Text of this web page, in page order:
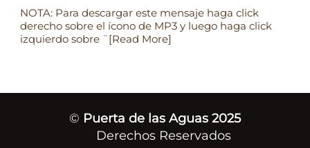
NOTA: Para descargar este mensaje haga click
derecho sobre el ícono de MP3 y luego haga click
izquierdo sobre ¨[Read More]
© Puerta de las Aguas 2025
Derechos Reservados